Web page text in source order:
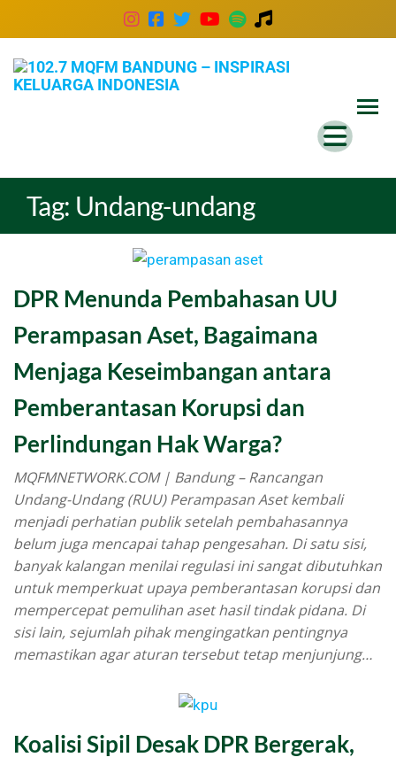
Tag: Undang-undang
DPR Menunda Pembahasan UU
Perampasan Aset, Bagaimana
Menjaga Keseimbangan antara
Pemberantasan Korupsi dan
Perlindungan Hak Warga?
MQFMNETWORK.COM | Bandung – Rancangan
Undang-Undang (RUU) Perampasan Aset kembali
menjadi perhatian publik setelah pembahasannya
belum juga mencapai tahap pengesahan. Di satu sisi,
banyak kalangan menilai regulasi ini sangat dibutuhkan
untuk memperkuat upaya pemberantasan korupsi dan
mempercepat pemulihan aset hasil tindak pidana. Di
sisi lain, sejumlah pihak mengingatkan pentingnya
memastikan agar aturan tersebut tetap menjunjung…
Koalisi Sipil Desak DPR Bergerak,